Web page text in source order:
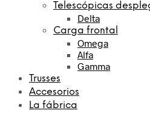
Telescópicas
Delta
Carga frontal
Omega
Alfa
Gamma
Trusses
Accesorios
La fábrica